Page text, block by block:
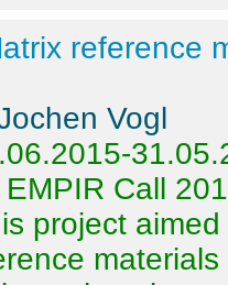
reference
Vogl
Call
project